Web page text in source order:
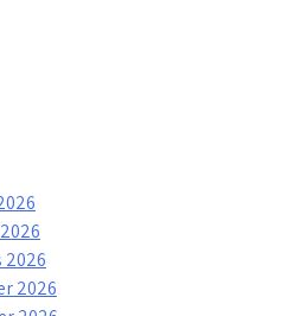
2026
2026